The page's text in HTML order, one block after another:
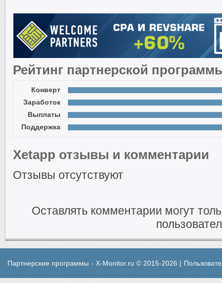
Рейтинг партнерской
Конверт
Заработок
Выплаты
Поддержка
Xetapp отзывы и комментарии
Отзывы отсутствуют
Оставлять комментарии могут
Партнерские программы - X-Monitor.ru © 2015-2026 |